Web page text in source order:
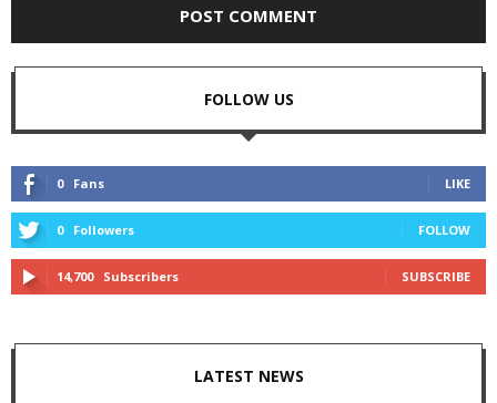
FOLLOW US
0 Fans LIKE
0 Followers FOLLOW
14,700 Subscribers SUBSCRIBE
LATEST NEWS